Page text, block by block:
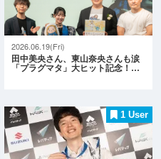
2026.06.19(Fri)
田中美央さん、東山奈央さんも涙
「プラグマタ」大ヒット記念！…
1 User